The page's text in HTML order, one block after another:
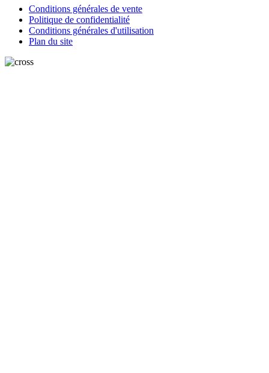
Conditions générales de vente
Politique de confidentialité
Conditions générales d'utilisation
Plan du site